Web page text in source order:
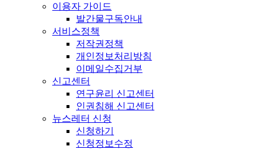
이용자 가이드
발간물구독안내
서비스정책
저작권정책
개인정보처리방침
이메일수집거부
신고센터
연구윤리 신고센터
인권침해 신고센터
뉴스레터 신청
신청하기
신청정보수정